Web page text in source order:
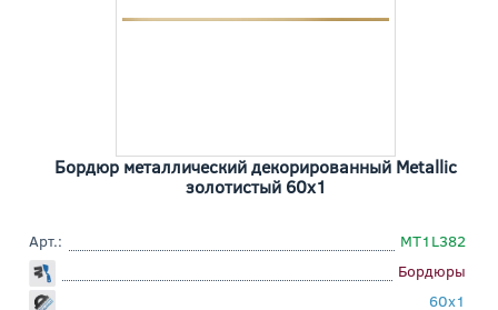
Бордюр металлический декорированный Metallic
золотистый 60x1
Арт.:
MT1L382
Бордюры
60x1